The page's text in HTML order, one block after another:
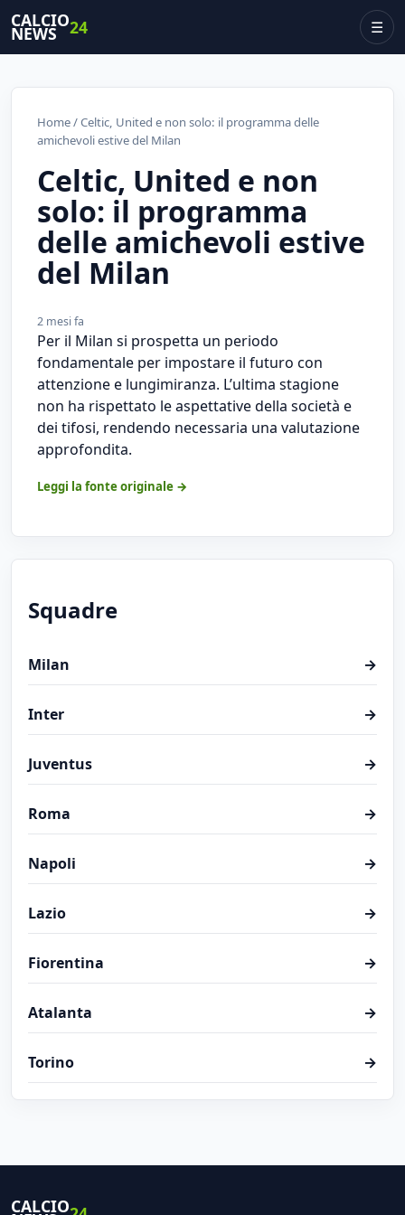
CALCIO
NEWS 24 ☰
Home/ Celtic, United e non solo: il programma delle
amichevoli estive del Milan
Celtic, United e non
solo: il programma
delle amichevoli estive
del Milan
2 mesi fa
Per il Milan si prospetta un periodo
fondamentale per impostare il futuro con
attenzione e lungimiranza. L’ultima stagione
non ha rispettato le aspettative della società e
dei tifosi, rendendo necessaria una valutazione
approfondita.
Leggi la fonte originale →
Squadre
Milan →
Inter →
Juventus →
Roma →
Napoli →
Lazio →
Fiorentina →
Atalanta →
Torino →
CALCIO